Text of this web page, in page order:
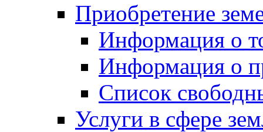
Приобретение
Информация о
Информация о
Список
Услуги в сфере